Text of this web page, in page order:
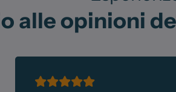
alle opinioni